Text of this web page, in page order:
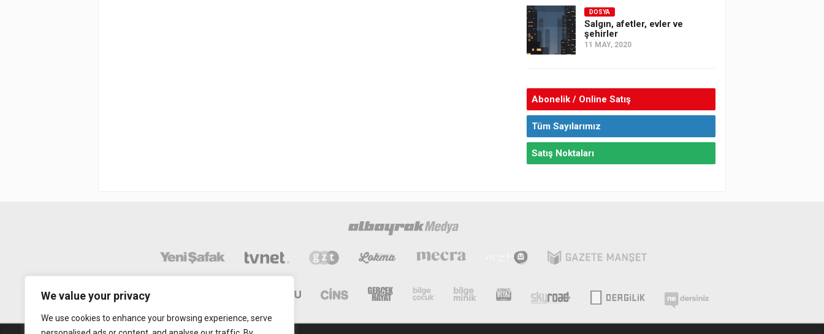
We value your privacy
We use cookies to enhance your browsing experience, serve
DOSYA
Salgın, afetler, evler ve
şehirler
11 MAY, 2020
Abonelik / Online Satış
Tüm Sayılarımız
Satış Noktaları